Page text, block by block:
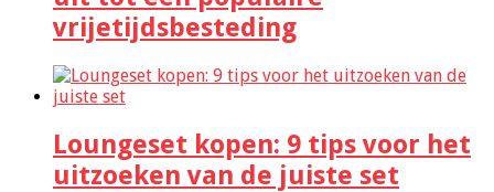
vrijetijdsbesteding
Loungeset kopen: 9 tips voor het
uitzoeken van de juiste set